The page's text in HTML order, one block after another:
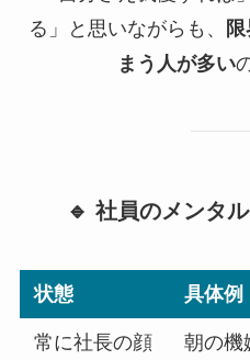
る」と思いながらも、
まう人が多い
🔹 社員のメンタ
状態 具体例
常に社長の顔
朝の機